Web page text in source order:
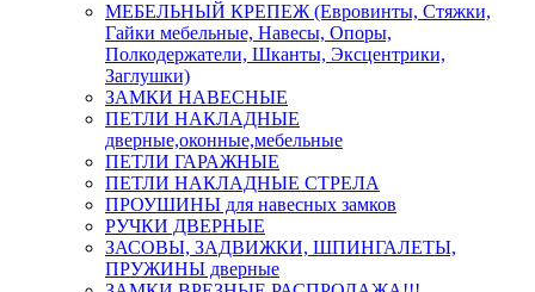
МЕБЕЛЬНЫЙ КРЕПЕЖ (Евровинты, Стяжки,
Гайки мебельные, Навесы, Опоры,
Полкодержатели, Шканты, Эксцентрики,
Заглушки)
ЗАМКИ НАВЕСНЫЕ
ПЕТЛИ НАКЛАДНЫЕ
дверные,оконные,мебельные
ПЕТЛИ ГАРАЖНЫЕ
ПЕТЛИ НАКЛАДНЫЕ СТРЕЛА
ПРОУШИНЫ для навесных замков
РУЧКИ ДВЕРНЫЕ
ЗАСОВЫ, ЗАДВИЖКИ, ШПИНГАЛЕТЫ,
ПРУЖИНЫ дверные